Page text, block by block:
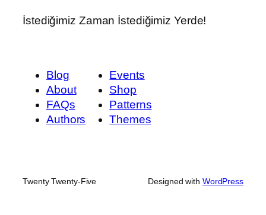
İstediğimiz Zaman İstediğimiz Yerde!
Blog
About
FAQs
Authors
Events
Shop
Patterns
Themes
Twenty Twenty-Five Designed with WordPress